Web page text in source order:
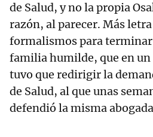
de Salud, y no la propia
razón, al parecer. Más
formalismos para
familia humilde, que en un
tuvo que redirigir la
de Salud, al que unas
defendió la misma